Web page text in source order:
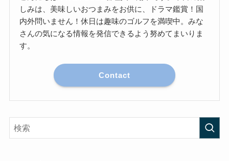
しみは、美味しいおつまみをお供に、ドラマ鑑賞！国
内外問いません！休日は趣味のゴルフを満喫中。みな
さんの気になる情報を発信できるよう努めてまいりま
す。
Contact